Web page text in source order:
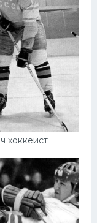
хоккеист